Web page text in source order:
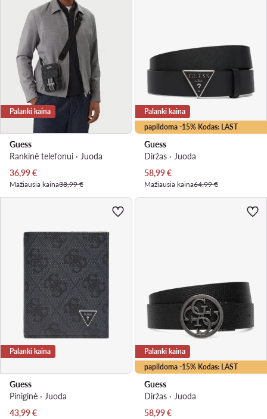
Palanki kaina
Guess
Rankinė telefonui · Juoda
Dabartinė kaina
36,99€
Mažiausia kaina38,99 €
papildoma -15% Kodas: LAST
Palanki kaina
Guess
Diržas · Juoda
Dabartinė kaina
58,99€
Mažiausia kaina64,99 €
Palanki kaina
Guess
Piniginė · Juoda
Dabartinė kaina
43,99€
papildoma -15% Kodas: LAST
Palanki kaina
Guess
Diržas · Juoda
Dabartinė kaina
58,99€